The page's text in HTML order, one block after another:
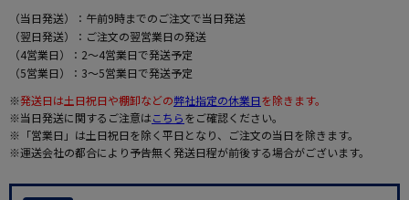
（当日発送）：午前9時までのご注文で当日発送
（翌日発送）：ご注文の翌営業日の発送
（4営業日）：2～4営業日で発送予定
（5営業日）：3～5営業日で発送予定
※発送日は土日祝日や棚卸などの弊社指定の休業日を除きます。
※当日発送に関するご注意はこちらをご確認ください。
※「営業日」は土日祝日を除く平日となり、ご注文の当日を除きます。
※運送会社の都合により予告無く発送日程が前後する場合がございます。